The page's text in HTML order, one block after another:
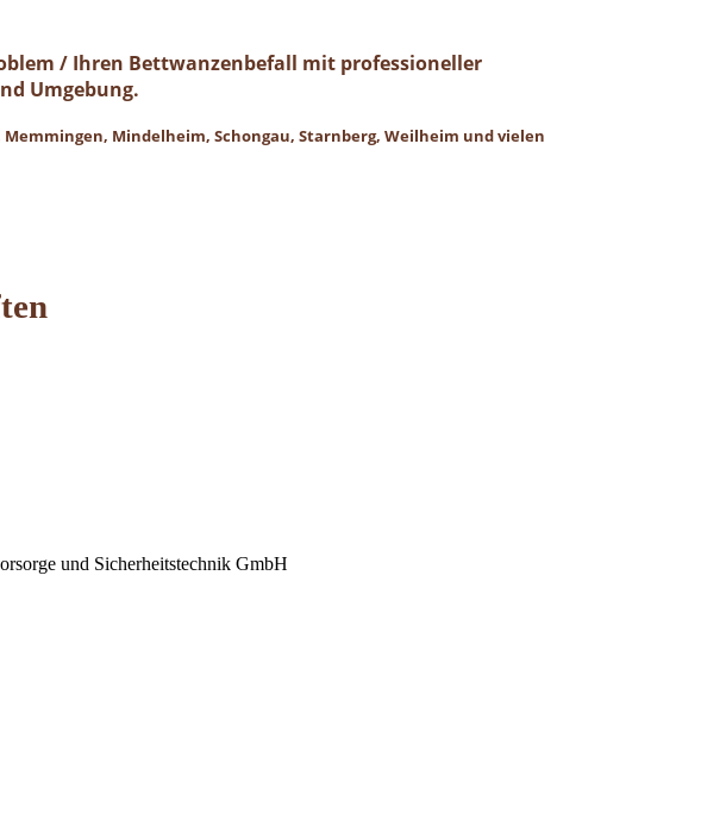
/ Ihren Bettwanzenbefall mit professioneller
Umgebung.
Mindelheim, Schongau, Starnberg, Weilheim und vielen
und Sicherheitstechnik GmbH